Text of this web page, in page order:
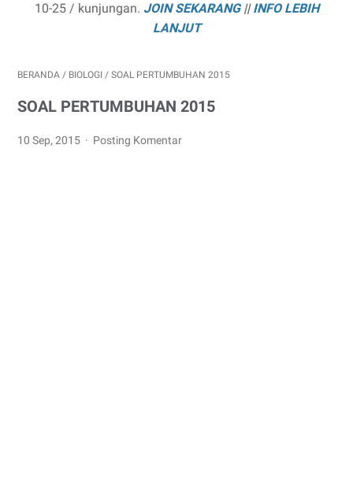
10-25 / kunjungan. JOIN SEKARANG||INFO LEBIH
LANJUT
BERANDA / BIOLOGI / SOAL PERTUMBUHAN 2015
SOAL PERTUMBUHAN 2015
10 Sep, 2015 Posting Komentar